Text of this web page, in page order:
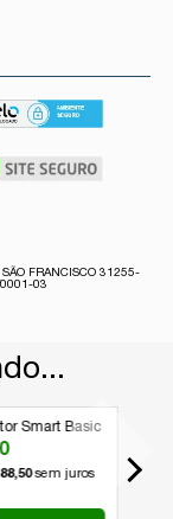
FRANCISCO 31255-
03